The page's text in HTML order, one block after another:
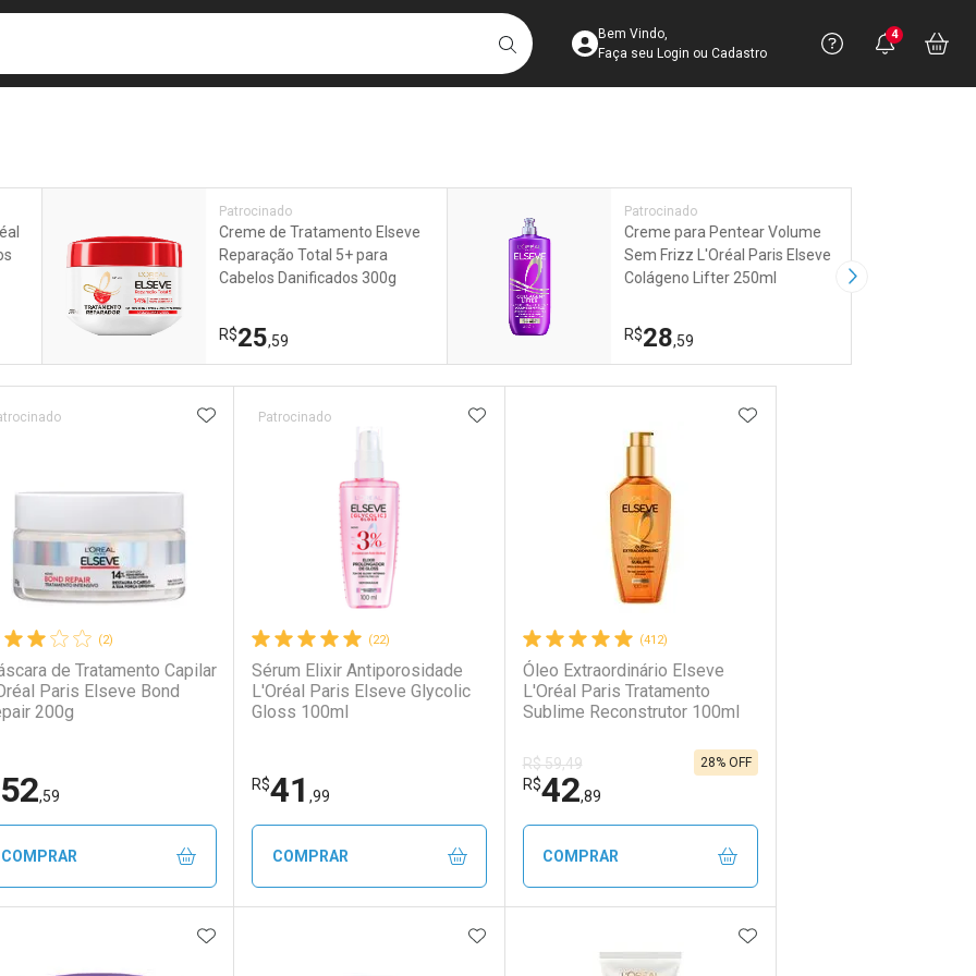
BUSCARAcesse sua Conta
Bem Vindo,
Faça seu Login ou Cadastro
Precisa
Ver Recursos
Você
4
Próxima Imagem
Patrocinado
Creme de Tratamento Elseve
Reparação Total 5+ para
Cabelos Danificados 300g
R$25,59
Patrocinado
Creme para Pentear Volume
Sem Frizz L'Oréal Paris Elseve
Colágeno Lifter 250ml
R$28,59
(2)
de Tratamento Capilar
Paris Elseve Bond
200g
52,59
ADICIONAR AOS FAVORITOS
COMPRAR
FECHAR
FECHAR
(22)
Sérum Elixir Antiporosidade
L'Oréal Paris Elseve Glycolic
Gloss 100ml
Patrocinado
R$41 ,99
ADICIONAR AOS FAVORITOS
COMPRAR
FECHAR
FECHAR
(412)
Óleo Extraordinário Elseve
L'Oréal Paris Tratamento
Sublime Reconstrutor 100ml
R$ 59,49
R$42,89
28% OFF
ADICIONAR AOS
COMPRAR
FECHAR
FECHAR
ADICIONAR AOS FAVORITOS ADICIONAR AOS FAVORITOS ADICIONAR AOS
TERMO DIGITADO